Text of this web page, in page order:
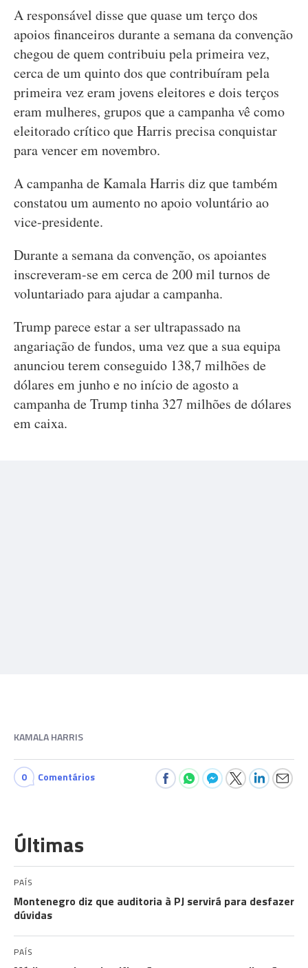
A responsável disse que quase um terço dos
apoios financeiros durante a semana da convenção
chegou de quem contribuiu pela primeira vez,
cerca de um quinto dos que contribuíram pela
primeira vez eram jovens eleitores e dois terços
eram mulheres, grupos que a campanha vê como
eleitorado crítico que Harris precisa conquistar
para vencer em novembro.
A campanha de Kamala Harris diz que também
constatou um aumento no apoio voluntário ao
vice-presidente.
Durante a semana da convenção, os apoiantes
inscreveram-se em cerca de 200 mil turnos de
voluntariado para ajudar a campanha.
Trump parece estar a ser ultrapassado na
angariação de fundos, uma vez que a sua equipa
anunciou terem conseguido 138,7 milhões de
dólares em junho e no início de agosto a
campanha de Trump tinha 327 milhões de dólares
em caixa.
KAMALA HARRIS
0 Comentários
Últimas
PAÍS
Montenegro diz que auditoria à PJ servirá para desfazer
dúvidas
PAÍS